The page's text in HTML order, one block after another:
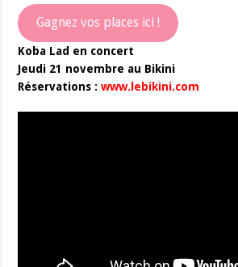
Gagnez vos places ici !
Koba Lad en concert
Jeudi 21 novembre au Bikini
Réservations :www.lebikini.com